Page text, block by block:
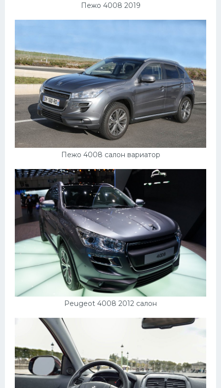
Пежо 4008 2019
Пежо 4008 салон вариатор
Peugeot 4008 2012 салон